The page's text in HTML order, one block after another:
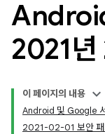
2021년
이 페이지의 내용
Android 및 Google
2021-02-01 보안 패